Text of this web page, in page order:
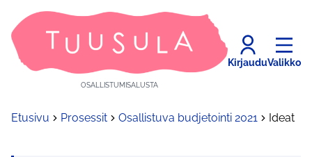
OSALLISTUMISALUSTA
KirjauduValikko
Etusivu Prosessit Osallistuva budjetointi 2021 Ideat